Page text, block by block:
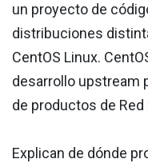
un proyecto de
distribuciones
CentOS Linux.
desarrollo upstream
de productos de
Explican de dónde